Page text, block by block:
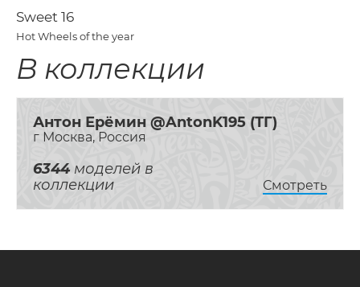
Sweet 16
Hot Wheels of the year
В коллекции
Антон Ерёмин @AntonK195 (ТГ)
г Москва, Россия
6344моделей в
коллекции
Смотреть